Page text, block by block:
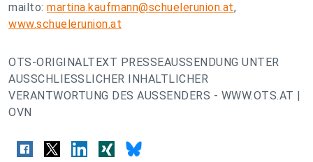
mailto: martina.kaufmann@schuelerunion.at,
www.schuelerunion.at
OTS-ORIGINALTEXT PRESSEAUSSENDUNG UNTER
AUSSCHLIESSLICHER INHALTLICHER
VERANTWORTUNG DES AUSSENDERS - WWW.OTS.AT |
OVN